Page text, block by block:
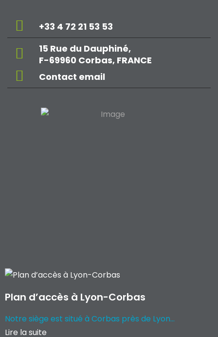
+33 4 72 21 53 53
15 Rue du Dauphiné,
F-69960 Corbas, FRANCE
Contact email
Plan d’accès à Lyon-Corbas
Notre siège est situé à Corbas près de Lyon...
Lire la suite